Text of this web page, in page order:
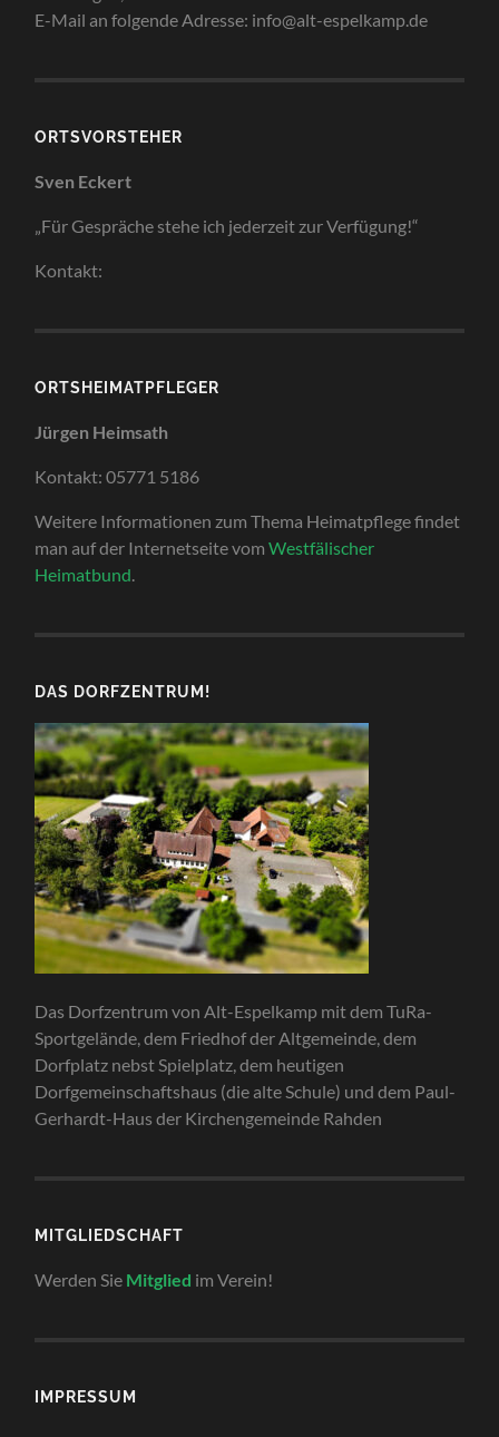
E-Mail an folgende Adresse: info@alt-espelkamp.de
ORTSVORSTEHER
Sven Eckert
„Für Gespräche stehe ich jederzeit zur Verfügung!“
Kontakt:
ORTSHEIMATPFLEGER
Jürgen Heimsath
Kontakt: 05771 5186
Weitere Informationen zum Thema Heimatpflege findet
man auf der Internetseite vomWestfälischer
Heimatbund
DAS DORFZENTRUM!
Das Dorfzentrum von Alt-Espelkamp mit dem TuRa-
Sportgelände, dem Friedhof der Altgemeinde, dem
Dorfplatz nebst Spielplatz, dem heutigen
Dorfgemeinschaftshaus (die alte Schule) und dem Paul-
Gerhardt-Haus der Kirchengemeinde Rahden
MITGLIEDSCHAFT
Werden Sie Mitglied im Verein!
IMPRESSUM